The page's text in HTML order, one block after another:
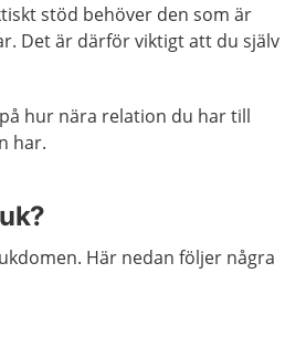
stöd behöver den som är
Det är därför viktigt att du själv
hur nära relation du har till
har.
Här nedan följer några